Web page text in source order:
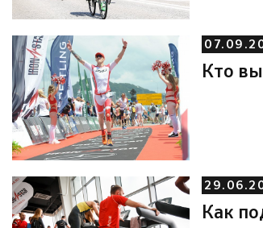
Кто
Как